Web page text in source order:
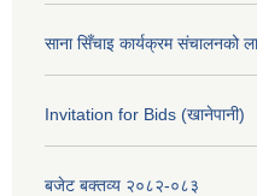
साना सिँचाइ कार्यक्रम संचालनको
Invitation for Bids (खानेपानी)
बजेट बक्तव्य २०८२-०८३